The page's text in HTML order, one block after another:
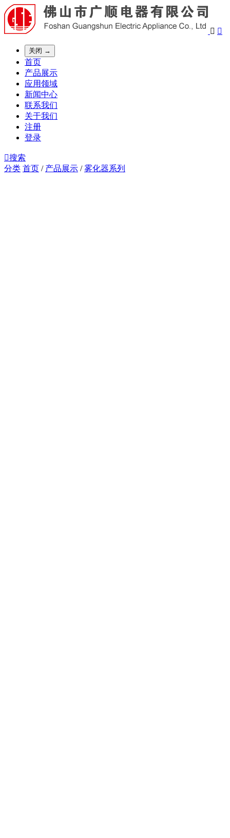
 
关闭 →
首页
产品展示
应用领域
新闻中心
联系我们
关于我们
注册
登录
搜索
分类 首页 / 产品展示 /雾化器系列